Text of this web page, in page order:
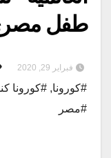
طفل
فبراير 29, 2020
#كورونا, #كورونا
#مصر